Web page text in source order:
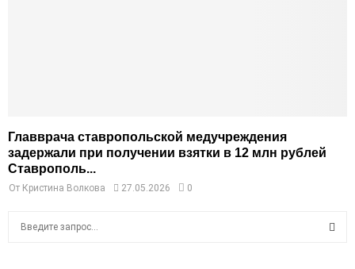
Главврача ставропольской медучреждения
задержали при получении взятки в 12 млн рублей
Ставрополь...
От Кристина Волкова 27.05.2026 0